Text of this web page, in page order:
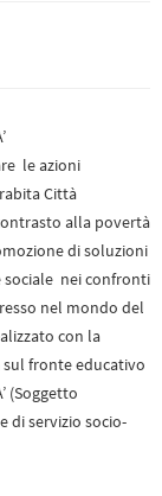
le azioni
Città
alla povertà
di soluzioni
sociale nei confronti
nel mondo del
con la
fronte educativo
(Soggetto
di servizio socio-